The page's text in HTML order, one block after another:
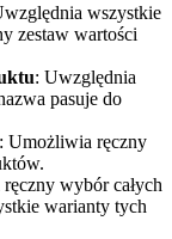
wszystkie
zestaw wartości
: Uwzględnia
pasuje do
: Umożliwia ręczny
wybór całych
warianty tych